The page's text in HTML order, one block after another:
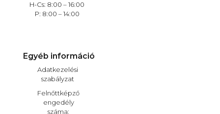
H-Cs: 8:00 – 16:00
P: 8:00 – 14:00
Egyéb információ
Adatkezelési
szabályzat
Felnőttképző
engedély
száma: